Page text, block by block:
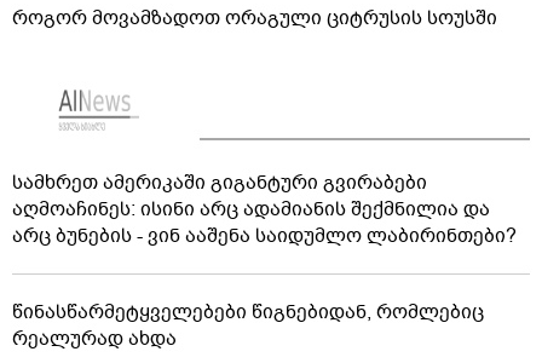
როგორ მოვამზადოთ ორაგული ციტრუსის სოუსში
სამხრეთ ამერიკაში გიგანტური გვირაბები
აღმოაჩინეს: ისინი არც ადამიანის შექმნილია და
არც ბუნების - ვინ ააშენა საიდუმლო ლაბირინთები?
წინასწარმეტყველებები წიგნებიდან, რომლებიც
რეალურად ახდა